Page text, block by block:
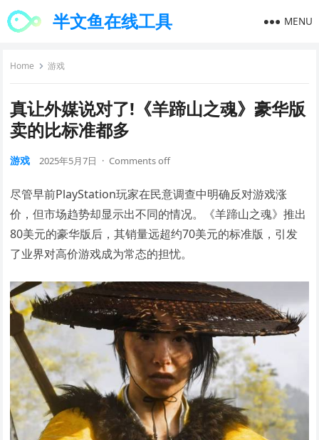
半文鱼在线工具 MENU
Home 游戏
真让外媒说对了!《羊蹄山之魂》豪华版
卖的比标准都多
游戏 2025年5月7日 · Comments off
尽管早前PlayStation玩家在民意调查中明确反对游戏涨
价，但市场趋势却显示出不同的情况。《羊蹄山之魂》推出
80美元的豪华版后，其销量远超约70美元的标准版，引发
了业界对高价游戏成为常态的担忧。